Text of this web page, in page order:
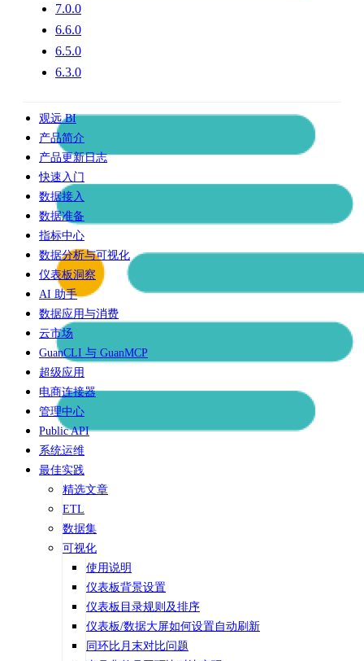
7.0.0
6.6.0
6.5.0
6.3.0
观远 BI
产品简介
产品更新日志
快速入门
数据接入
数据准备
指标中心
数据分析与可视化
仪表板洞察
AI 助手
数据应用与消费
云市场
GuanCLI 与 GuanMCP
超级应用
电商连接器
管理中心
Public API
系统运维
最佳实践
精选文章
ETL
数据集
可视化
使用说明
仪表板背景设置
仪表板目录规则及排序
仪表板/数据大屏如何设置自动刷新
同环比月末对比问题